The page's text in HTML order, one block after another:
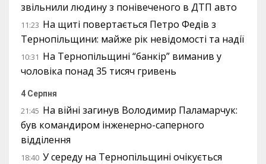
звільнили людину з понівеченого в ДТП авто
11:23 На щиті повертається Петро Федів з
Тернопільщини: майже рік невідомості та надії
10:31 На Тернопільщині “банкір” виманив у
чоловіка понад 35 тисяч гривень
4 Серпня
21:45 На війні загинув Володимир Паламарчук:
був командиром інженерно-саперного
відділення
18:40 У середу на Тернопільщині очікується